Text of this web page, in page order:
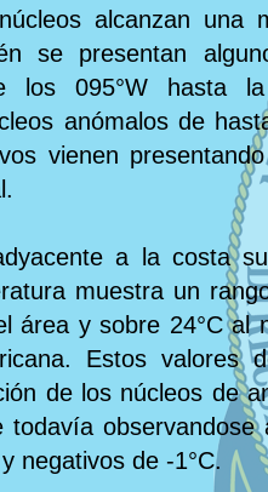
alcanzan una
se presentan
los 095°W hasta
anómalos de
vienen
a la costa
muestra un
área y sobre 24°C al
Estos valores
de los núcleos de
todavía observandose
negativos de -1°C.